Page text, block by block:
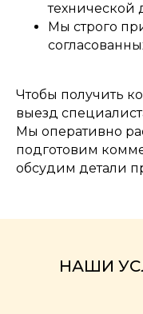
технической
Мы строго
Чтобы получить
выезд
Мы оперативно
подготовим
обсудим детали
НАШИ